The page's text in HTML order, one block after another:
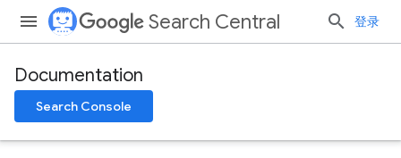
Search Central 登录
Documentation
Search Console